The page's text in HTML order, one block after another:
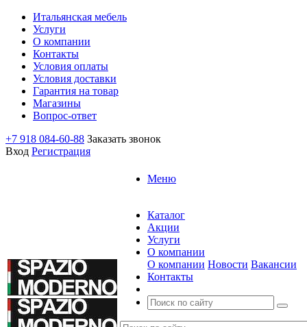
Итальянская мебель
Услуги
О компании
Контакты
Условия оплаты
Условия доставки
Гарантия на товар
Магазины
Вопрос-ответ
+7 918 084-60-88 Заказать звонок
Вход Регистрация
Меню
Каталог
Акции
Услуги
О компании
О компании Новости Вакансии
Контакты